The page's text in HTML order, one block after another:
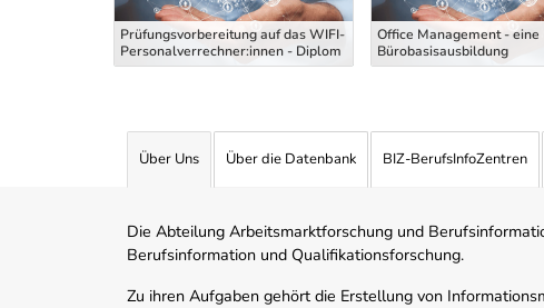
Prüfungsvorbereitung auf das WIFI-
Personalverrechner:innen - Diplom
Office Management - eine
Bürobasisausbildung
Über Uns Über die Datenbank BIZ-BerufsInfoZentren
Die Abteilung Arbeitsmarktforschung und
Berufsinformation und Qualifikationsforschung.
Zu ihren Aufgaben gehört die Erstellung von